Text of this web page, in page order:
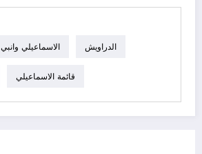
الاسماعيلي وانبي الدراويش
قائمة الاسماعيلي